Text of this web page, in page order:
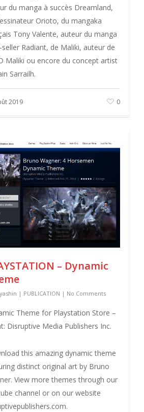
du manga à succès Dreamland,
Orioto, du mangaka
Tony Valente, auteur du manga
Radiant, de Maliki, auteur de
Maliki ou encore du concept artist
Sarrailh.
2019 0
– Dynamic
| PUBLICATION | No Comments
Theme for Playstation Store –
Disruptive Media Publishers Inc.
this amazing dynamic theme
distinct original art by Bruno
View more themes through our
channel or on our website